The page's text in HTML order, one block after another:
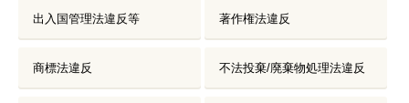
出入国管理法違反等 著作権法違反
商標法違反 不法投棄/廃棄物処理法違反